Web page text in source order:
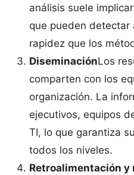
análisis suele
que pueden detectar
rapidez que los
DiseminaciónLos
comparten con los
organización. La
ejecutivos, equipos
TI, lo que garantiza
todos los niveles.
Retroalimentación